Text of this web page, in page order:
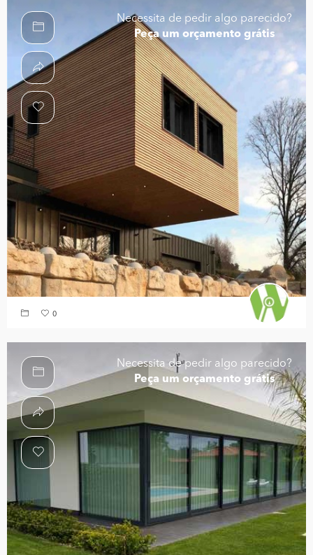
Necessita de pedir algo parecido?
Peça um orçamento grátis
0
Necessita de pedir algo parecido?
Peça um orçamento grátis